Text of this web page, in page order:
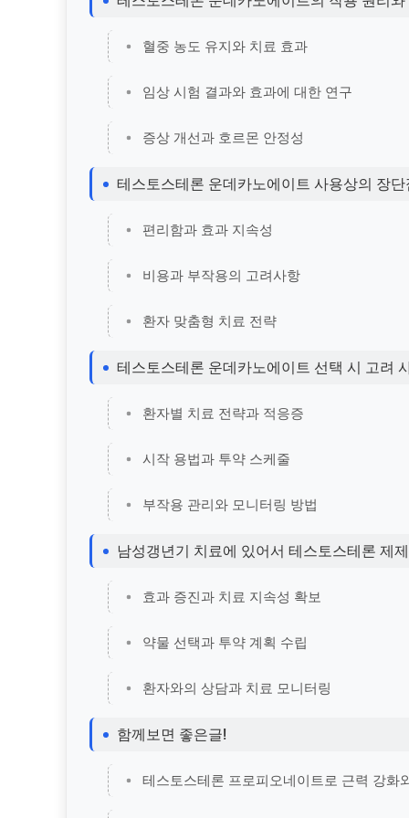
혈중 농도 유지와 치료 효과
임상 시험 결과와 효과에 대한 연구
증상 개선과 호르몬 안정성
테스토스테론 운데카노에이트 사용상의 장단
편리함과 효과 지속성
비용과 부작용의 고려사항
환자 맞춤형 치료 전략
테스토스테론 운데카노에이트 선택 시 고려
환자별 치료 전략과 적응증
시작 용법과 투약 스케줄
부작용 관리와 모니터링 방법
남성갱년기 치료에 있어서 테스토스테론 제
효과 증진과 치료 지속성 확보
약물 선택과 투약 계획 수립
환자와의 상담과 치료 모니터링
함께보면 좋은글!
테스토스테론 프로피오네이트로 근력 강화